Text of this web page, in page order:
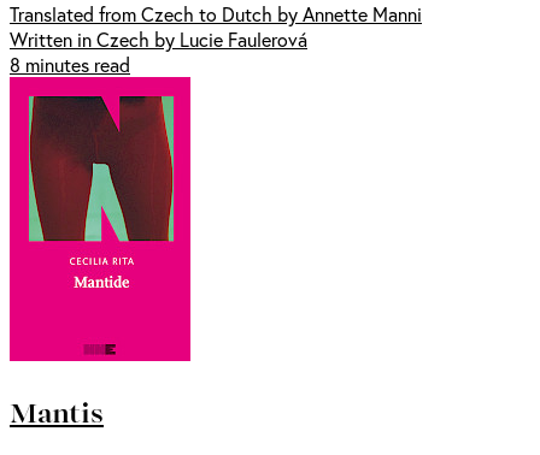
Translated from Czech to Dutch by Annette Manni
Written in Czech by Lucie Faulerová
8 minutes read
Mantis